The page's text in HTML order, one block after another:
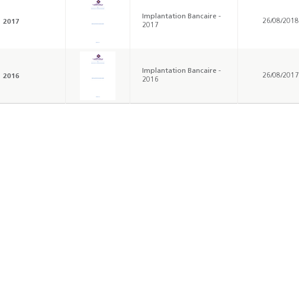
2017
Implantation Bancaire -
2017
26/08/2018
2016
Implantation Bancaire -
2016
26/08/2017